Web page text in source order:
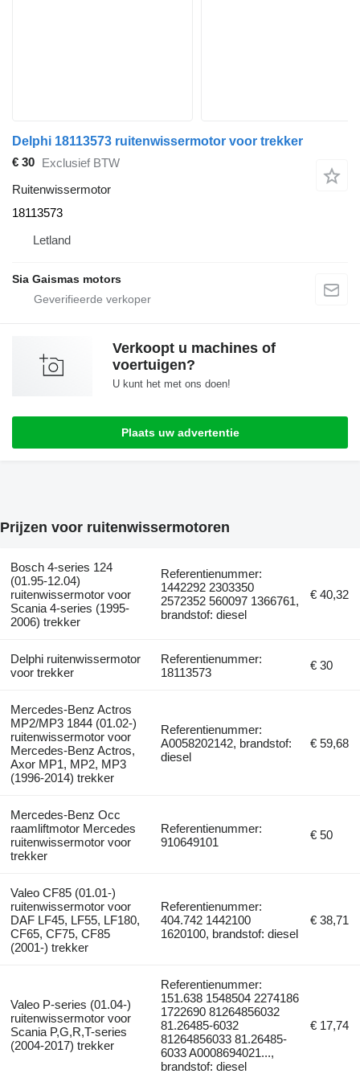
Delphi 18113573 ruitenwissermotor voor trekker
€ 30 Exclusief BTW
Ruitenwissermotor
18113573
Letland
Sia Gaismas motors
Verkoopt u machines of
voertuigen?
U kunt het met ons doen!
Plaats uw advertentie
Prijzen voor ruitenwissermotoren
Bosch 4-series 124
(01.95-12.04)
ruitenwissermotor voor
Scania 4-series (1995-
2006) trekker
Referentienummer:
1442292 2303350
2572352 560097 1366761,
brandstof: diesel
€ 40,32
Delphi ruitenwissermotor
voor trekker
Referentienummer:
18113573
€ 30
Mercedes-Benz Actros
MP2/MP3 1844 (01.02-)
ruitenwissermotor voor
Mercedes-Benz Actros,
Axor MP1, MP2, MP3
(1996-2014) trekker
Referentienummer:
A0058202142, brandstof:
diesel
€ 59,68
Mercedes-Benz Occ
raamliftmotor Mercedes
ruitenwissermotor voor
trekker
Referentienummer:
910649101
€ 50
Valeo CF85 (01.01-)
ruitenwissermotor voor
DAF LF45, LF55, LF180,
CF65, CF75, CF85
(2001-) trekker
Referentienummer:
404.742 1442100
1620100, brandstof: diesel
€ 38,71
Valeo P-series (01.04-)
ruitenwissermotor voor
Scania P,G,R,T-series
(2004-2017) trekker
Referentienummer:
151.638 1548504 2274186
1722690 81264856032
81.26485-6032
81264856033 81.26485-
6033 A0008694021...,
brandstof: diesel
€ 17,74